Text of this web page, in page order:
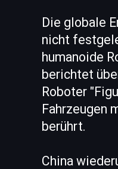
Die globale
nicht
humanoide
berichtet
Roboter
Fahrzeugen
berührt.
China